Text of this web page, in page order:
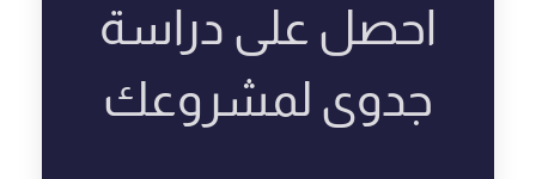
احصل على دراسة
جدوى لمشروعك